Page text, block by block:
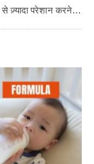
से ज़्यादा परेशान करने…